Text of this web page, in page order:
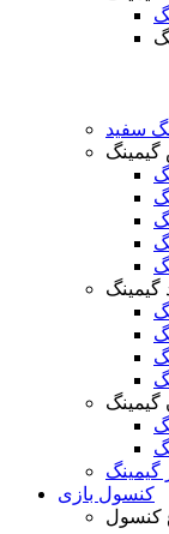
سفید
گیمینگ
گیمینگ
کنسول بازی
کنسول